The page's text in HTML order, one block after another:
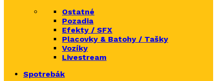
Ostatné
Pozadia
Efekty / SFX
Placovky & Batohy / Tašky
Vozíky
Livestream
Spotrebák